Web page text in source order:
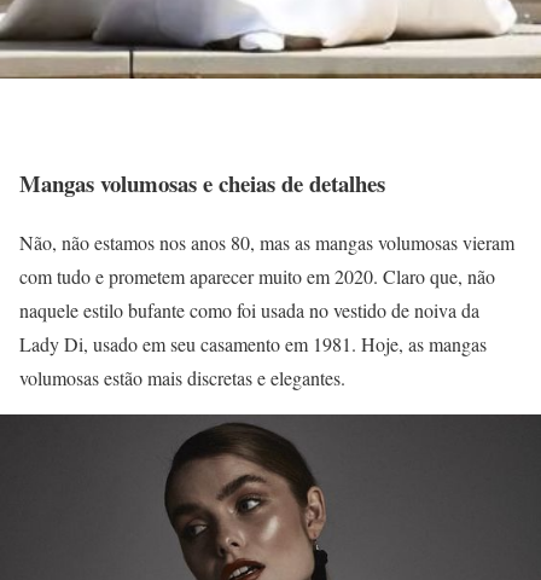
Mangas volumosas e cheias de detalhes
Não, não estamos nos anos 80, mas as mangas volumosas vieram
com tudo e prometem aparecer muito em 2020. Claro que, não
naquele estilo bufante como foi usada no vestido de noiva da
Lady Di, usado em seu casamento em 1981. Hoje, as mangas
volumosas estão mais discretas e elegantes.